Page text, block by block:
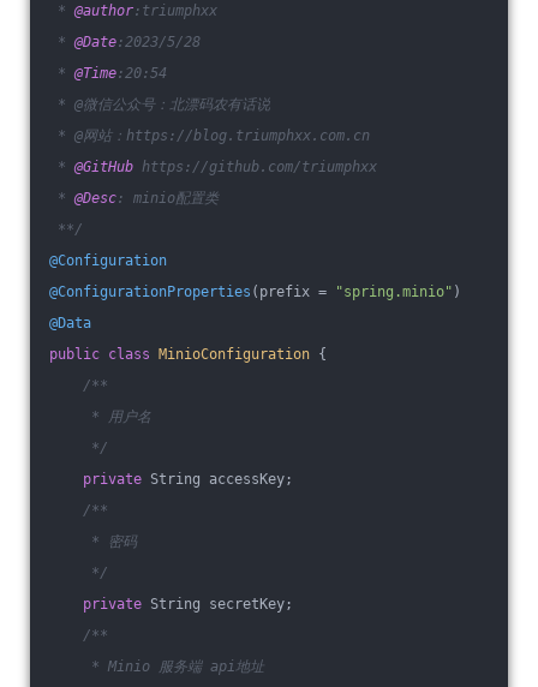
* @author:triumphxx
* @Date:2023/5/28
* @Time:20:54
* @微信公众号：北漂码农有话说
* @网站：https://blog.triumphxx.com.cn
* @GitHub https://github.com/triumphxx
* @Desc: minio配置类
**/
@Configuration
@ConfigurationProperties (prefix = "spring.minio" )
@Data
public class MinioConfiguration {
/**
* 用户名
*/
private String accessKey;
/**
* 密码
*/
private String secretKey;
/**
* Minio 服务端 api地址